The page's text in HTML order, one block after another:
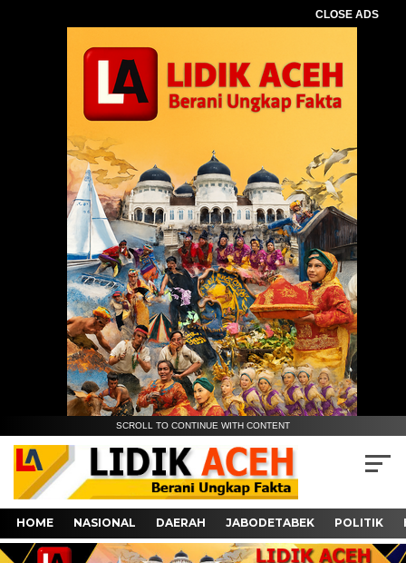
CLOSE ADS
SCROLL TO CONTINUE WITH CONTENT
HOME NASIONAL DAERAH JABODETABEK POLITIK